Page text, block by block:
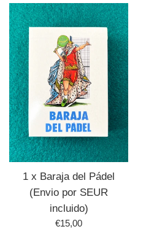
1 x Baraja del Pádel
(Envio por SEUR
incluido)
Precio
€15,00